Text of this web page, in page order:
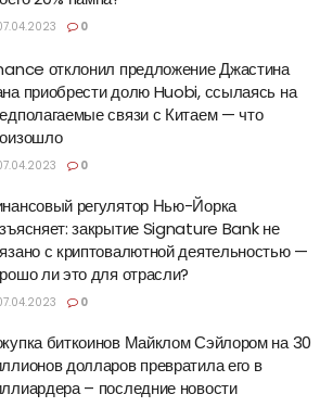
0
отклонил предложение Джастина
приобрести долю Huobi, ссылаясь на
связи с Китаем — что
0
регулятор Нью-Йорка
закрытие Signature Bank не
с криптовалютной деятельностью —
ли это для отрасли?
0
биткоинов Майклом Сэйлором на 30
долларов превратила его в
– последние новости